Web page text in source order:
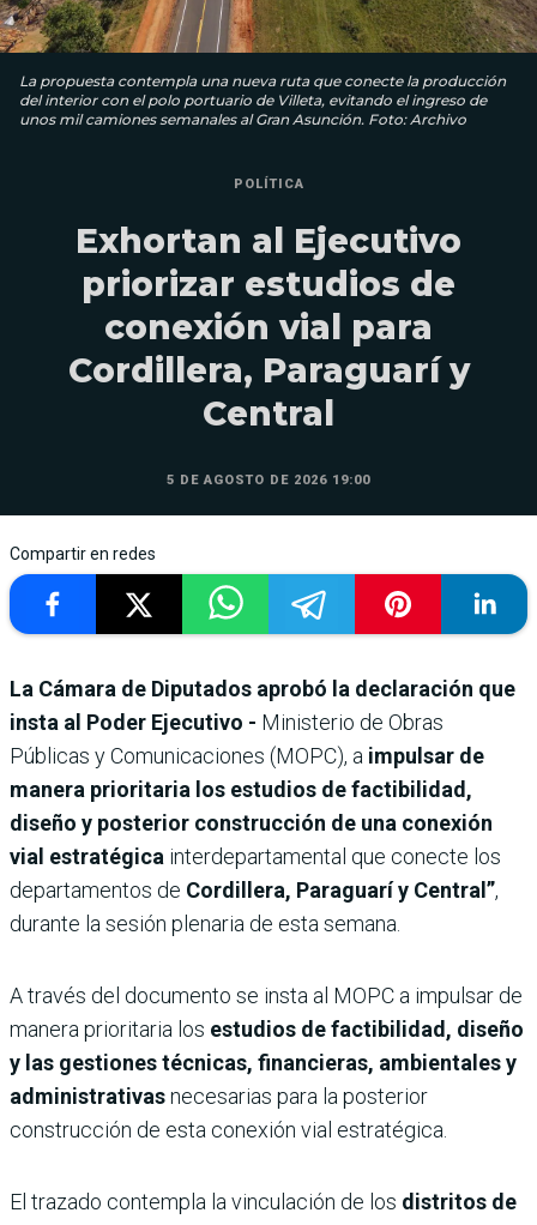
La propuesta contempla una nueva ruta que conecte la producción
del interior con el polo portuario de Villeta, evitando el ingreso de
unos mil camiones semanales al Gran Asunción. Foto: Archivo
POLÍTICA
Exhortan al Ejecutivo
priorizar estudios de
conexión vial para
Cordillera, Paraguarí y
Central
5 DE AGOSTO DE 2026 19:00
Compartir en redes
La Cámara de Diputados aprobó la declaración que
insta al Poder Ejecutivo - Ministerio de Obras
Públicas y Comunicaciones (MOPC), a impulsar de
manera prioritaria los estudios de factibilidad,
diseño y posterior construcción de una conexión
vial estratégica interdepartamental que conecte los
departamentos de Cordillera, Paraguarí y Central”,
durante la sesión plenaria de esta semana.
A través del documento se insta al MOPC a impulsar de
manera prioritaria los estudios de factibilidad, diseño
y las gestiones técnicas, financieras, ambientales y
administrativasnecesarias para la posterior
construcción de esta conexión vial estratégica.
El trazado contempla la vinculación de los distritos de